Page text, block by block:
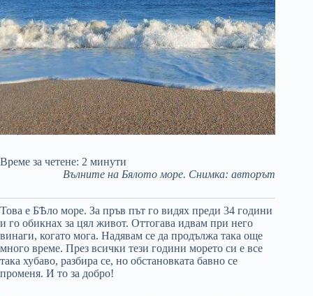
Време за четене: 2 минути
Вълните на Бялото море. Снимка: авторът
Това е БѢло море. За пръв път го видях преди 34 години
и го обикнах за цял живот. Оттогава идвам при него
винаги, когато мога. Надявам се да продължа така още
много време. През всички тези години морето си е все
така хубаво, разбира се, но обстановката бавно се
променя. И то за добро!